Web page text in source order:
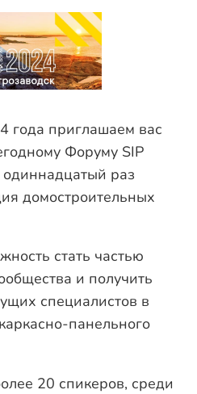
года приглашаем вас
Форуму SIP
одиннадцатый раз
домостроительных
стать частью
и получить
специалистов в
панельного
20 спикеров, среди